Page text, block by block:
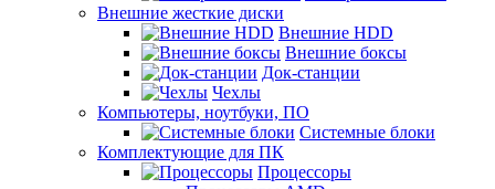
Внешние жесткие диски
Внешние HDD
Внешние боксы
Док-станции
Чехлы
Компьютеры, ноутбуки, ПО
Системные блоки
Комплектующие для ПК
Процессоры